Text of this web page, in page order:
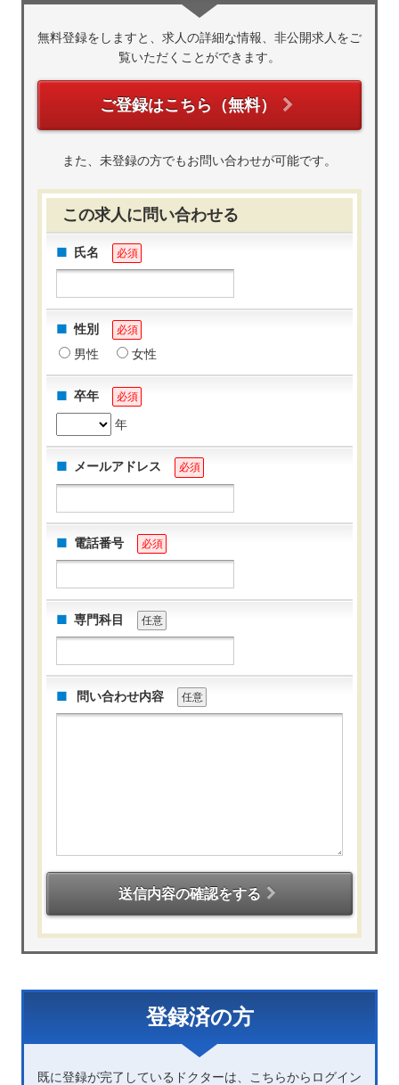
無料登録をしますと、求人の詳細な情報、非公開求人をご
覧いただくことができます。
ご登録はこちら（無料）
また、未登録の方でもお問い合わせが可能です。
この求人に問い合わせる
氏名 必須
性別 必須
男性 女性
卒年 必須
年
メールアドレス 必須
電話番号 必須
専門科目 任意
問い合わせ内容 任意
送信内容の確認をする
登録済の方
既に登録が完了しているドクターは、こちらからログイン